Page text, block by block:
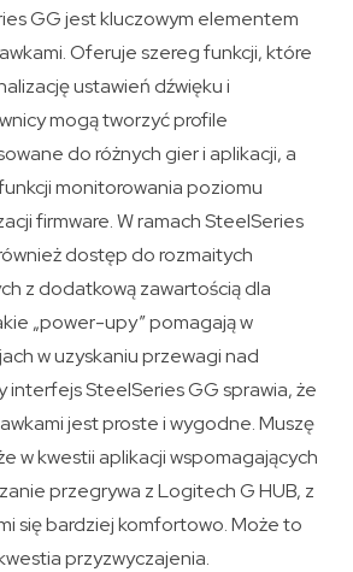
GG jest kluczowym elementem
Oferuje szereg funkcji, które
ustawień dźwięku i
mogą tworzyć profile
do różnych gier i aplikacji, a
monitorowania poziomu
firmware. W ramach SteelSeries
dostęp do rozmaitych
z dodatkową zawartością dla
„power-upy” pomagają w
w uzyskaniu przewagi nad
interfejs SteelSeries GG sprawia, że
jest proste i wygodne. Muszę
w kwestii aplikacji wspomagających
przegrywa z Logitech G HUB, z
się bardziej komfortowo. Może to
przyzwyczajenia.